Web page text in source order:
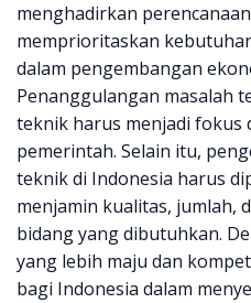
menghadirkan
memprioritaskan
dalam pengembangan
Penanggulangan masalah
teknik harus menjadi fokus
pemerintah. Selain itu,
teknik di Indonesia harus
menjamin kualitas, jumlah,
bidang yang dibutuhkan.
yang lebih maju dan
bagi Indonesia dalam